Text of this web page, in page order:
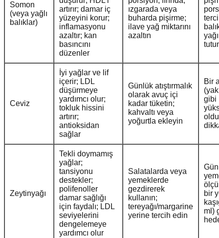
Somon
(veya yağlı
balıklar)
artırır; damar iç
yüzeyini korur;
inflamasyonu
azaltır; kan
basıncını
düzenler
ızgarada veya
buharda pişirme;
ilave yağ miktarını
azaltın
Ceviz
İyi yağlar ve lif
içerir; LDL
düşürmeye
yardımcı olur;
tokluk hissini
artırır;
antioksidan
sağlar
Günlük atıştırmalık
olarak avuç içi
kadar tüketin;
kahvaltı veya
yoğurtla ekleyin
Bir
gibi
Zeytinyağı
Tekli doymamış
yağlar;
tansiyonu
destekler;
polifenoller
damar sağlığı
için faydalı; LDL
seviyelerini
dengelemeye
yardımcı olur
Salatalarda veya
yemeklerde
gezdirerek
kullanın;
tereyağı/margarine
yerine tercih edin
bir
ml)